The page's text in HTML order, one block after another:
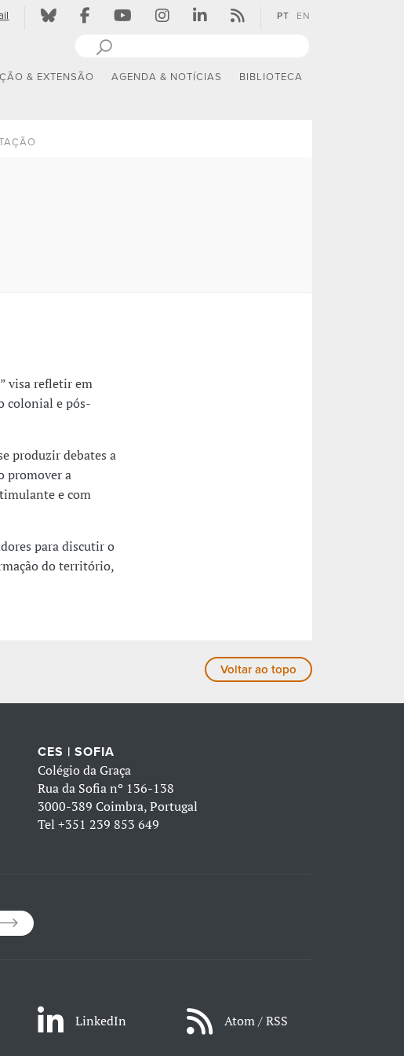
PT EN
& EXTENSÃO AGENDA & NOTÍCIAS BIBLIOTECA
visa refletir em
colonial e pós-
produzir debates a
promover a
e com
para discutir o
do território,
Voltar ao topo
CES | SOFIA
Colégio da Graça
Rua da Sofia nº 136-138
3000-389 Coimbra, Portugal
Tel +351 239 853 649
LinkedIn Atom / RSS